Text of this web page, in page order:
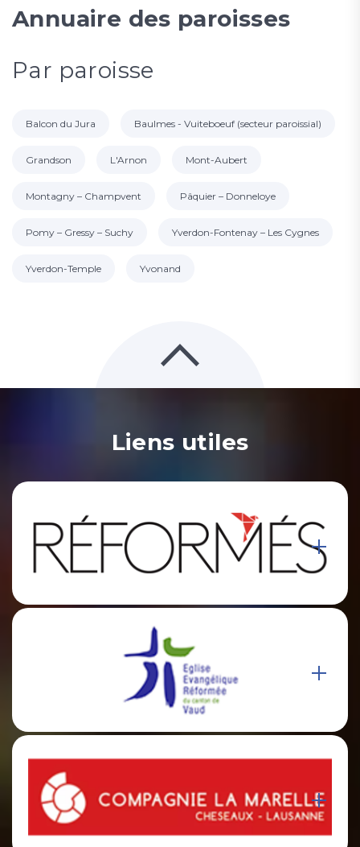
Annuaire des paroisses
Par paroisse
Balcon du Jura Baulmes - Vuiteboeuf (secteur paroissial)
Grandson L'Arnon Mont-Aubert
Montagny – Champvent Pâquier – Donneloye
Pomy – Gressy – Suchy Yverdon-Fontenay – Les Cygnes
Yverdon-Temple Yvonand
Liens utiles